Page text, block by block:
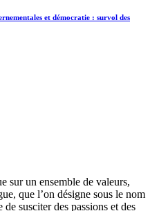
et démocratie : survol des
sur un ensemble de valeurs,
que l’on désigne sous le nom
susciter des passions et des